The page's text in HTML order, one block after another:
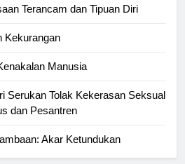
Terancam dan Tipuan Diri
Kekurangan
Manusia
Serukan Tolak Kekerasan Seksual
dan Pesantren
Akar Ketundukan